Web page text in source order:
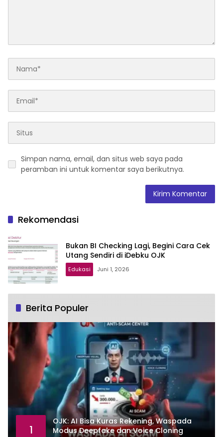
Simpan nama, email, dan situs web saya pada
peramban ini untuk komentar saya berikutnya.
Rekomendasi
Bukan BI Checking Lagi, Begini Cara Cek
Utang Sendiri di iDebku OJK
Edukasi Juni 1, 2026
Berita Populer
1
OJK: AI Bisa Kuras Rekening, Waspada
Modus Deepfake dan Voice Cloning